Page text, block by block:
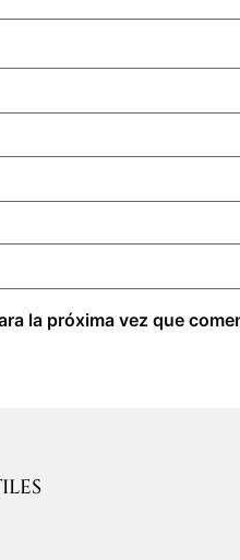
la próxima vez que